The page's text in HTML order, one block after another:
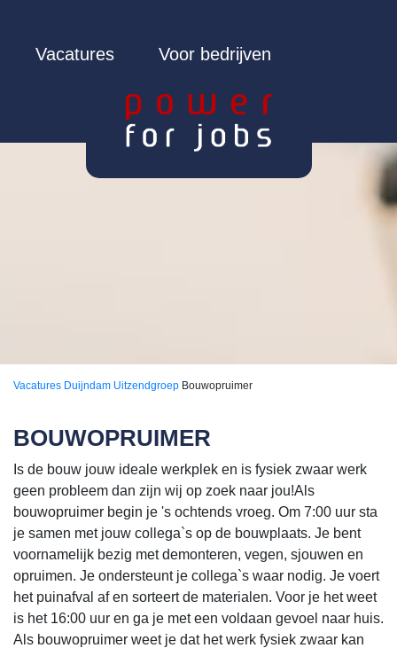
Vacatures Voor bedrijven
Vacatures Duijndam Uitzendgroep Bouwopruimer
BOUWOPRUIMER
Is de bouw jouw ideale werkplek en is fysiek zwaar werk
geen probleem dan zijn wij op zoek naar jou!Als
bouwopruimer begin je 's ochtends vroeg. Om 7:00 uur sta
je samen met jouw collega`s op de bouwplaats. Je bent
voornamelijk bezig met demonteren, vegen, sjouwen en
opruimen. Je ondersteunt je collega`s waar nodig. Je voert
het puinafval af en sorteert de materialen. Voor je het weet
is het 16:00 uur en ga je met een voldaan gevoel naar huis.
Als bouwopruimer weet je dat het werk fysiek zwaar kan